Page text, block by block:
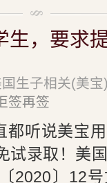
生，要求
国生子相关(美宝
签再签
都听说美宝
试录取！美
2020〕12